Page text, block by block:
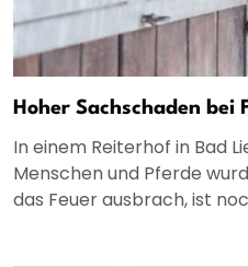
Hoher Sachschaden bei
In einem Reiterhof in Bad
Menschen und Pferde
das Feuer ausbrach, ist